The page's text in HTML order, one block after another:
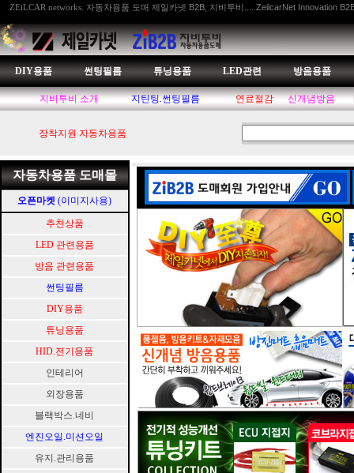
ZEiLCAR networks. 자동차용품 도매 제일카넷 B2B, 지비투비.....ZeilcarNet Innovation
DIY용품 썬팅필름 튜닝용품 LED관련 방음용품
지비투비 소개 지틴팅.썬팅필름 연료절감 신개념방음
장착지원 자동차용품
자동차용품 도매몰
오픈마켓 (이미지사용)
추천상품
LED 관련용품
방음 관련용품
썬팅필름
DIY용품
튜닝용품
HID.전기용품
인테리어
외장용품
블랙박스.네비
엔진오일.미션오일
유지.관리용품